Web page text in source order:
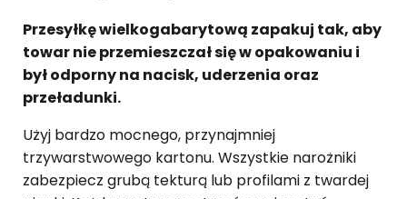
Przesyłkę wielkogabarytową zapakuj tak, aby
towar nie przemieszczał się w opakowaniu i
był odporny na nacisk, uderzenia oraz
przeładunki.
Użyj bardzo mocnego, przynajmniej
trzywarstwowego kartonu. Wszystkie narożniki
zabezpiecz grubą tekturą lub profilami z twardej